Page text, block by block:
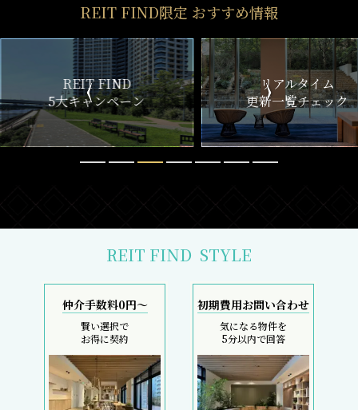
REIT FIND限定 おすすめ情報
ン
リアルタイム
更新一覧チェック
新
REIT FIND STYLE
仲介手数料0円～
賢い選択で
お得に契約
初期費用お問い合わせ
気になる物件を
5分以内で回答